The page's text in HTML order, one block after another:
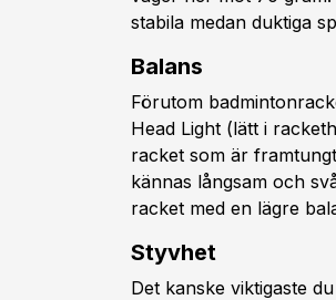
stabila medan duktiga
Balans
Förutom
Head Light (lätt i
racket som är
kännas långsam och
racket med en lägre
Styvhet
Det kanske viktigaste